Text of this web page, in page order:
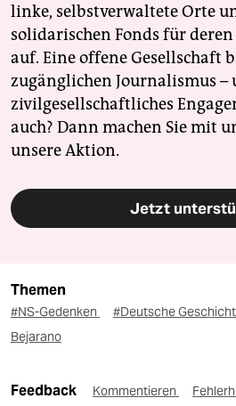
linke, selbstverwaltete Orte
solidarischen Fonds für
auf. Eine offene Gesellschaft
zugänglichen Journalismus –
zivilgesellschaftliches
auch? Dann machen Sie mit
unsere Aktion.
Jetzt
Themen
#NS-Gedenken #Deutsche
Bejarano
Feedback Kommentieren